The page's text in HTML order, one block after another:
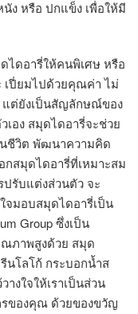
ง หรือ ปกแข็ง เพื่อให้มี
ไดอารี่ให้คนพิเศษ หรือ
ปี่ยมไปด้วยคุณค่า ไม่
แต่ยังเป็นสัญลักษณ์ของ
อง สมุดไดอารี่จะช่วย
นชีวิต พัฒนาความคิด
กสมุดไดอารี่ที่เหมาะสม
รับแต่งส่วนตัว จะ
มอบสมุดไดอารี่เป็น
Group ซึ่งเป็น
ภาพสูงด้วย สมุด
นโลโก้ กระบอกน้ำส
งใจให้เราเป็นส่วน
ของคุณ ด้วยของขวัญ